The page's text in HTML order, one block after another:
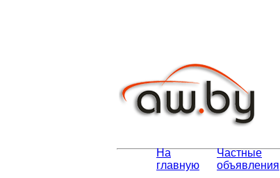
На
главную
Частные
объявления